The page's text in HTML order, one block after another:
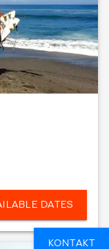
DATES
KONTAKT